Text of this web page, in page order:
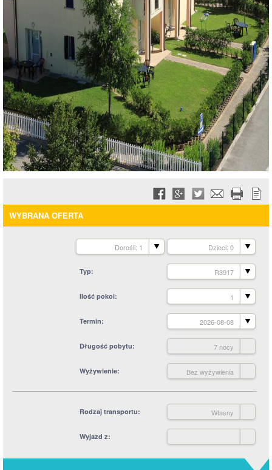
WYBRANA OFERTA
Dorośli: 1 Dzieci: 0
Typ R3917
Ilość pokoi 1
Termin 2026-08-08
Długość pobytu 7 nocy
Wyżywienie Bez wyżywienia
Rodzaj transportu Własny
Wyjazd z